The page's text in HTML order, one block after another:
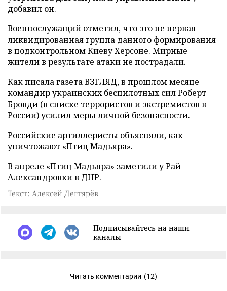
добавил он.
Военнослужащий отметил, что это не первая
ликвидированная группа данного формирования
в подконтрольном Киеву Херсоне. Мирные
жители в результате атаки не пострадали.
Как писала газета ВЗГЛЯД, в прошлом месяце
командир украинских беспилотных сил Роберт
Бровди (в списке террористов и экстремистов в
России)усилилмеры личной безопасности.
Российские артиллеристы объясняли, как
уничтожают «Птиц Мадьяра».
В апреле «Птиц Мадьяра» заметилиу Рай-
Александровки в ДНР.
Текст: Алексей Дегтярёв
Подписывайтесь на наши
каналы
Читать комментарии (12)